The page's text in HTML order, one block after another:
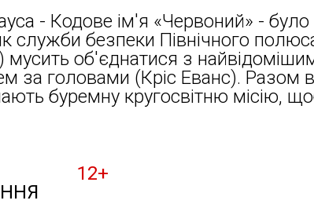
- Кодове ім'я «Червоний» - було
служби безпеки Північного
об'єднатися з найвідомішим
за головами (Кріс Еванс). Разом
буремну кругосвітню місію,
12+